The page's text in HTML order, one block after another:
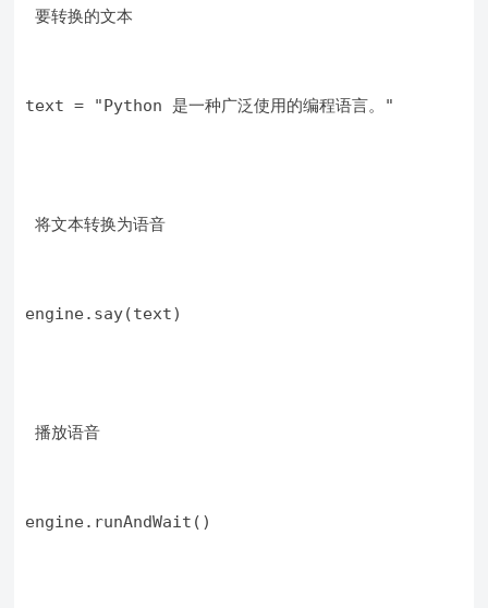
要转换的文本
text = "Python 是一种广泛使用的编程语言。"
将文本转换为语音
engine.say(text)
播放语音
engine.runAndWait()